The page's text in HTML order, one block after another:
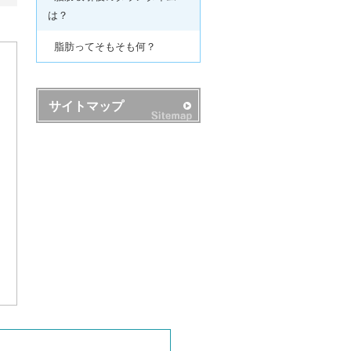
は？
脂肪ってそもそも何？
サイトマップ